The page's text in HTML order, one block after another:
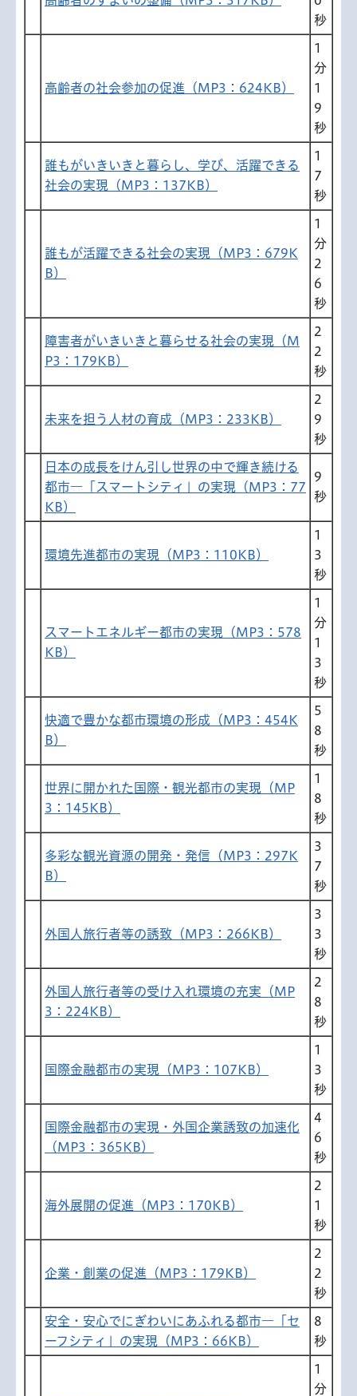
秒
高齢者の社会参加の促進（MP3：624KB）
1
分
1
9
秒
誰もがいきいきと暮らし、学び、活躍できる
社会の実現（MP3：137KB）
1
7
秒
誰もが活躍できる社会の実現（MP3：679K
B）
1
分
2
6
秒
障害者がいきいきと暮らせる社会の実現（M
P3：179KB）
2
2
秒
未来を担う人材の育成（MP3：233KB）
2
9
秒
日本の成長をけん引し世界の中で輝き続ける
都市―「スマートシティ」の実現（MP3：77
KB）
9
秒
環境先進都市の実現（MP3：110KB）
1
3
秒
スマートエネルギー都市の実現（MP3：578
KB）
1
分
1
3
秒
快適で豊かな都市環境の形成（MP3：454K
B）
5
8
秒
世界に開かれた国際・観光都市の実現（MP
3：145KB）
1
8
秒
多彩な観光資源の開発・発信（MP3：297K
B）
3
7
秒
外国人旅行者等の誘致（MP3：266KB）
3
3
秒
外国人旅行者等の受け入れ環境の充実（MP
3：224KB）
2
8
秒
国際金融都市の実現（MP3：107KB）
1
3
秒
国際金融都市の実現・外国企業誘致の加速化
（MP3：365KB）
4
6
秒
海外展開の促進（MP3：170KB）
2
1
秒
企業・創業の促進（MP3：179KB）
2
2
秒
安全・安心でにぎわいにあふれる都市―「セ
ーフシティ」の実現（MP3：66KB）
8
秒
1
分